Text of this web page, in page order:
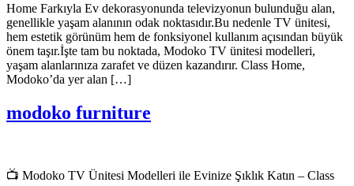
Home Farkıyla Ev dekorasyonunda televizyonun bulunduğu alan,
genellikle yaşam alanının odak noktasıdır.Bu nedenle TV ünitesi,
hem estetik görünüm hem de fonksiyonel kullanım açısından büyük
önem taşır.İşte tam bu noktada, Modoko TV ünitesi modelleri,
yaşam alanlarınıza zarafet ve düzen kazandırır. Class Home,
Modoko’da yer alan […]
modoko furniture
📺 Modoko TV Ünitesi Modelleri ile Evinize Şıklık Katın – Class